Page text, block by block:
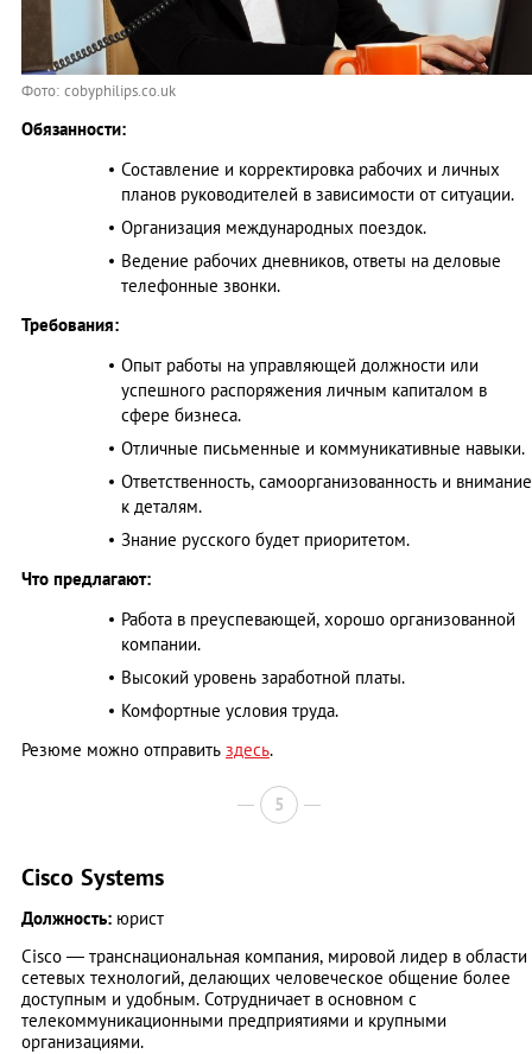
Фото: cobyphilips.co.uk
Обязанности:
Составление и корректировка рабочих и личных
планов руководителей в зависимости от ситуации.
Организация международных поездок.
Ведение рабочих дневников, ответы на деловые
телефонные звонки.
Требования:
Опыт работы на управляющей должности или
успешного распоряжения личным капиталом в
сфере бизнеса.
Отличные письменные и коммуникативные навыки.
Ответственность, самоорганизованность и внимание
к деталям.
Знание русского будет приоритетом.
Что предлагают:
Работа в преуспевающей, хорошо организованной
компании.
Высокий уровень заработной платы.
Комфортные условия труда.
Резюме можно отправить здесь.
5
Cisco Systems
Должность: юрист
Cisco — транснациональная компания, мировой лидер в области
сетевых технологий, делающих человеческое общение более
доступным и удобным. Сотрудничает в основном с
телекоммуникационными предприятиями и крупными
организациями.